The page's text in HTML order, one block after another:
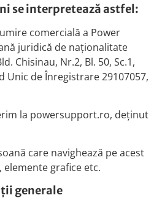
se interpretează astfel:
comercială a Power
juridică de naţionalitate
Chisinau, Nr.2, Bl. 50, Sc.1,
Unic de Înregistrare 29107057,
la powersupport.ro, deţinut
care navighează pe acest
grafice etc.
generale